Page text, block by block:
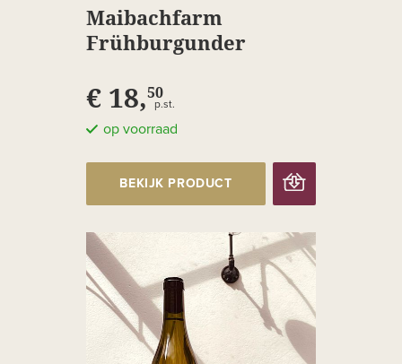
Maibachfarm
Frühburgunder
€ 18,50
p.st.
op voorraad
BEKIJK PRODUCT